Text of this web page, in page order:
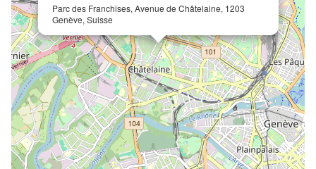
Parc des Franchises, Avenue de Châtelaine, 1203
Genève, Suisse